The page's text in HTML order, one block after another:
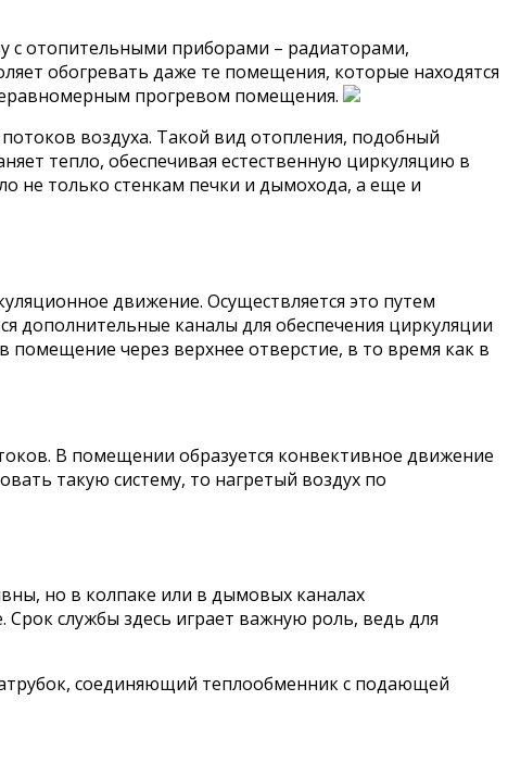
с отопительными приборами – радиаторами,
обогревать даже те помещения, которые находятся
прогревом помещения.
воздуха. Такой вид отопления, подобный
тепло, обеспечивая естественную циркуляцию в
не только стенкам печки и дымохода, а еще и
движение. Осуществляется это путем
дополнительные каналы для обеспечения циркуляции
помещение через верхнее отверстие, в то время как в
В помещении образуется конвективное движение
такую систему, то нагретый воздух по
но в колпаке или в дымовых каналах
службы здесь играет важную роль, ведь для
соединяющий теплообменник с подающей